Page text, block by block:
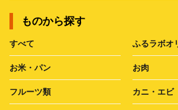
ものから探す
すべて ふるラボオ
お米・パン お肉
フルーツ類 カニ・エビ